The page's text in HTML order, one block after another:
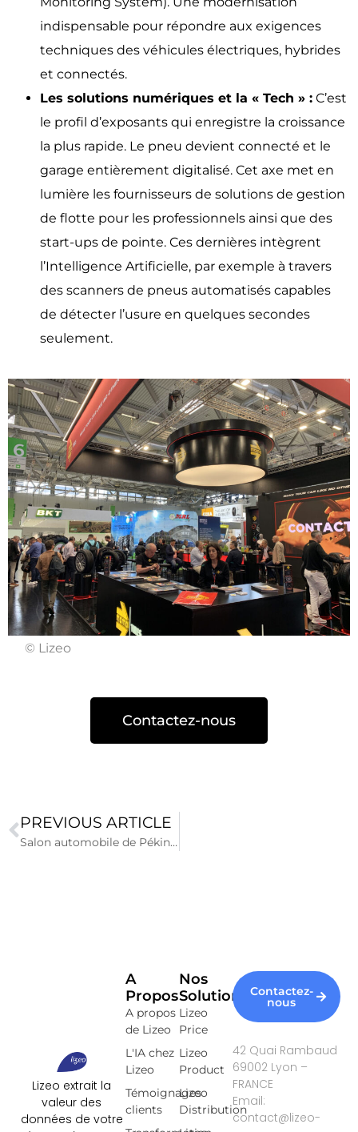
indispensable pour répondre aux exigences
techniques des véhicules électriques, hybrides
et connectés.
Les solutions numériques et la « Tech » : C’est
le profil d’exposants qui enregistre la croissance
la plus rapide. Le pneu devient connecté et le
garage entièrement digitalisé. Cet axe met en
lumière les fournisseurs de solutions de gestion
de flotte pour les professionnels ainsi que des
start-ups de pointe. Ces dernières intègrent
l’Intelligence Artificielle, par exemple à travers
des scanners de pneus automatisés capables
de détecter l’usure en quelques secondes
seulement.
© Lizeo
Contactez-nous
PREVIOUS ARTICLE
Salon automobile de Pékin 2026 : la Chine prend la tête à l’ère de la mobilité intelligente
Lizeo extrait la
valeur des
données de votre
Nos
Solutions
Lizeo
Price
Lizeo
Product
Lizeo
Distribution
A
Propos
A propos
de Lizeo
L'IA chez
Lizeo
Témoignages
clients
Contactez-
nous
42 Quai Rambaud
69002 Lyon –
FRANCE
Email:
contact@lizeo-